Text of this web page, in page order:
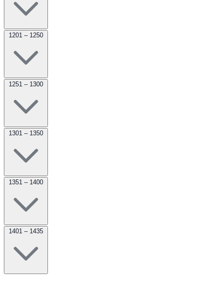
1201 – 1250
1251 – 1300
1301 – 1350
1351 – 1400
1401 – 1435